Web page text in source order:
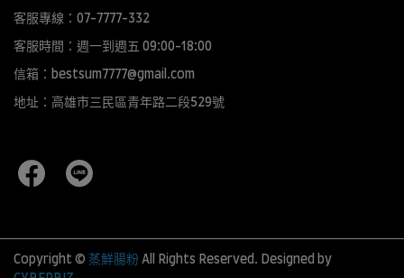
客服專線：07-7777-332
客服時間：週一到週五 09:00-18:00
信箱：bestsum7777@gmail.com
地址：高雄市三民區青年路二段529號
Copyright © 蒸鮮腸粉 All Rights Reserved. Designed by